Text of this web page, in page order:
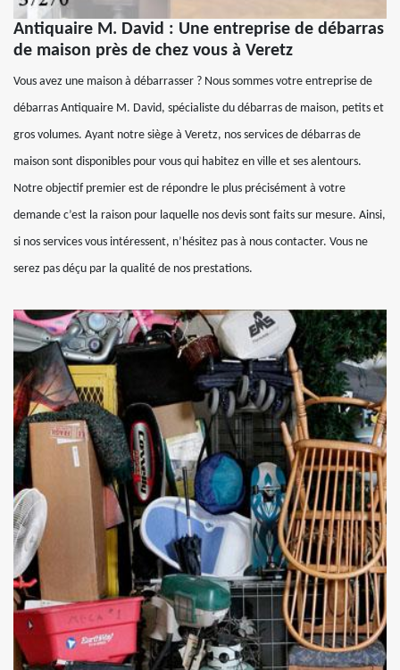
Antiquaire M. David : Une entreprise de débarras
de maison près de chez vous à Veretz
Vous avez une maison à débarrasser ? Nous sommes votre entreprise de
débarras Antiquaire M. David, spécialiste du débarras de maison, petits et
gros volumes. Ayant notre siège à Veretz, nos services de débarras de
maison sont disponibles pour vous qui habitez en ville et ses alentours.
Notre objectif premier est de répondre le plus précisément à votre
demande c’est la raison pour laquelle nos devis sont faits sur mesure. Ainsi,
si nos services vous intéressent, n’hésitez pas à nous contacter. Vous ne
serez pas déçu par la qualité de nos prestations.